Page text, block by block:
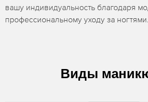
вашу индивидуальность благодаря
профессиональному уходу за ногтями.
Виды